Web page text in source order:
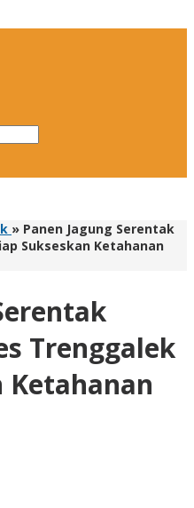
» Panen Jagung Serentak
Sukseskan Ketahanan
Trenggalek
Ketahanan